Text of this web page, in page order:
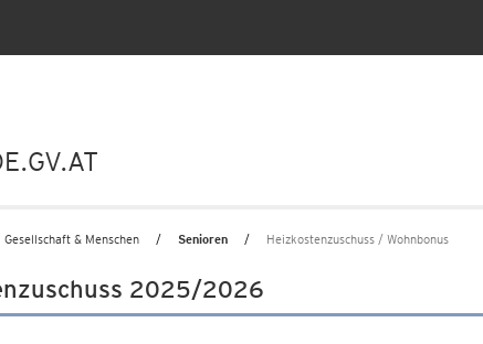
Gesellschaft & Menschen Senioren Heizkostenzuschuss / Wohnbonus
2025/2026